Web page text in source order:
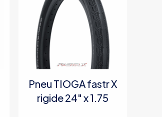
Pneu TIOGA fastr X
rigide 24″ x 1.75